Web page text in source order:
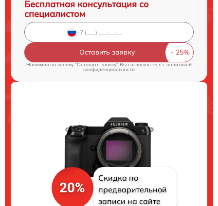
Бесплатная консультация со
специалистом
Оставить заявку
Нажимая на кнопку "Оставить заявку" Вы соглашаетесь c политикой
конфиденциальности
20%
Скидка по
предварительной
записи на сайте